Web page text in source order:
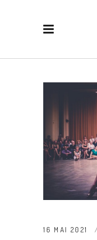
16 MAI 2021